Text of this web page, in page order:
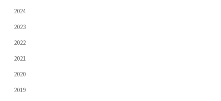
2024
2023
2022
2021
2020
2019